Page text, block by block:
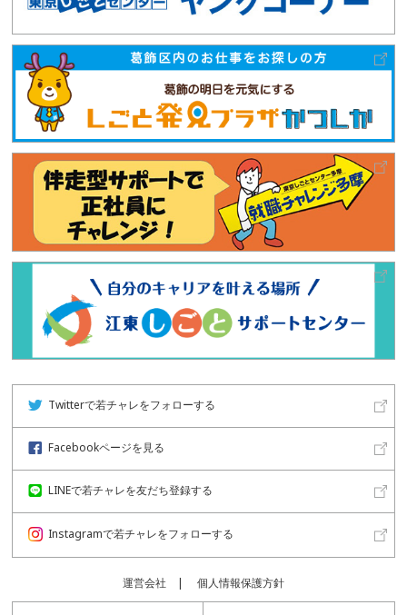
Twitterで若チャレをフォローする
Facebookページを見る
LINEで若チャレを友だち登録する
Instagramで若チャレをフォローする
運営会社 個人情報保護方針